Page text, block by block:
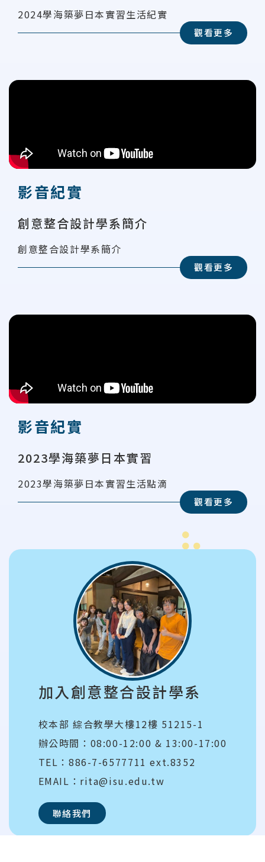
2024學海築夢日本實習生活紀實
觀看更多
影音紀實
創意整合設計學系簡介
創意整合設計學系簡介
觀看更多
影音紀實
2023學海築夢日本實習
2023學海築夢日本實習生活點滴
觀看更多
加入創意整合設計學系
校本部 綜合教學大樓12樓 51215-1
辦公時間：08:00-12:00 & 13:00-17:00
TEL：886-7-6577711 ext.8352
EMAIL：rita@isu.edu.tw
聯絡我們